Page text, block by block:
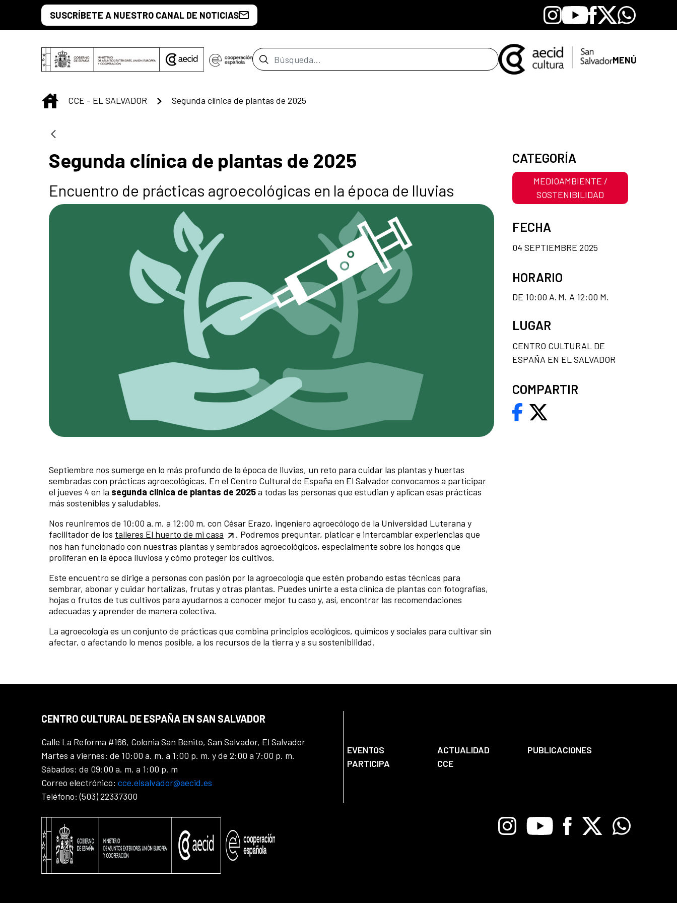
Saltar al contenido principal
SUSCRÍBETE A NUESTRO CANAL DE NOTICIAS Instagram
YoutubeFacebook
X Whatsapp
Barra de búsqueda MENÚ
INICIO
CCE - EL SALVADOR Segunda clínica de plantas de 2025
Segunda clínica de plantas de 2025
Encuentro de prácticas agroecológicas en la época de lluvias
Septiembre nos sumerge en lo más profundo de la época de lluvias, un reto para cuidar las plantas y huertas
sembradas con prácticas agroecológicas. En el Centro Cultural de España en El Salvador convocamos a participar
el jueves 4 en la segunda clínica de plantas de 2025a todas las personas que estudian y aplican esas prácticas
más sostenibles y saludables.
Nos reuniremos de 10:00 a. m. a 12:00 m. con César Erazo, ingeniero agroecólogo de la Universidad Luterana y
facilitador de los talleres El huerto de mi casa
. Podremos preguntar, platicar e intercambiar experiencias que
nos han funcionado con nuestras plantas y sembrados agroecológicos, especialmente sobre los hongos que
proliferan en la época lluviosa y cómo proteger los cultivos.
Este encuentro se dirige a personas con pasión por la agroecología que estén probando estas técnicas para
sembrar, abonar y cuidar hortalizas, frutas y otras plantas. Puedes unirte a esta clínica de plantas con fotografías,
hojas o frutos de tus cultivos para ayudarnos a conocer mejor tu caso y, así, encontrar las recomendaciones
adecuadas y aprender de manera colectiva.
La agroecología es un conjunto de prácticas que combina principios ecológicos, químicos y sociales para cultivar sin
afectar, o afectando lo menos posible, a los recursos de la tierra y a su sostenibilidad.
CATEGORÍA
MEDIOAMBIENTE /
SOSTENIBILIDAD
FECHA
04 SEPTIEMBRE 2025
HORARIO
DE 10:00 A. M. A 12:00 M.
LUGAR
CENTRO CULTURAL DE
ESPAÑA EN EL SALVADOR
COMPARTIR
CENTRO CULTURAL DE ESPAÑA EN SAN SALVADOR
Calle La Reforma #166, Colonia San Benito, San Salvador, El Salvador
Martes a viernes: de 10:00 a. m. a 1:00 p. m. y de 2:00 a 7:00 p. m.
Sábados: de 09:00 a. m. a 1:00 p. m
Correo electrónico: cce.elsalvador@aecid.es
Teléfono: (503) 22337300
EVENTOS ACTUALIDAD
PUBLICACIONES
PARTICIPA
CCE
InstagramYoutube Facebook
X Whatsapp